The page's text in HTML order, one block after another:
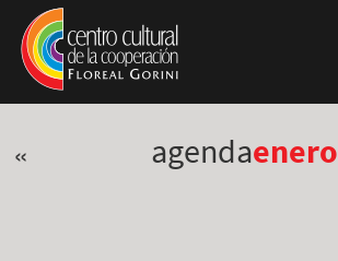
Pasar al contenido principal
Jump to main content
« agendaenero